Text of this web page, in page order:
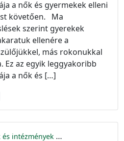
a nők és gyermekek elleni
követően. Ma
szerint gyerekek
ellenére a
más rokonukkal
Ez az egyik leggyakoribb
a nők és […]
intézmények